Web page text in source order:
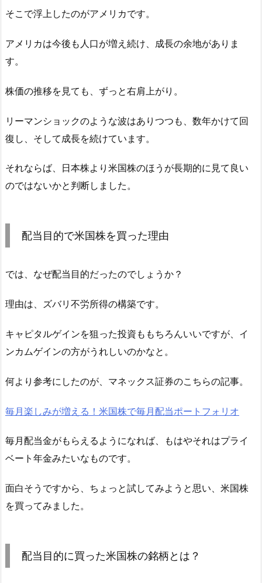
そこで浮上したのがアメリカです。
アメリカは今後も人口が増え続け、成長の余地がありま
す。
株価の推移を見ても、ずっと右肩上がり。
リーマンショックのような波はありつつも、数年かけて回
復し、そして成長を続けています。
それならば、日本株より米国株のほうが長期的に見て良い
のではないかと判断しました。
配当目的で米国株を買った理由
では、なぜ配当目的だったのでしょうか？
理由は、ズバリ不労所得の構築です。
キャピタルゲインを狙った投資ももちろんいいですが、イ
ンカムゲインの方がうれしいのかなと。
何より参考にしたのが、マネックス証券のこちらの記事。
毎月楽しみが増える！米国株で毎月配当ポートフォリオ
毎月配当金がもらえるようになれば、もはやそれはプライ
ベート年金みたいなものです。
面白そうですから、ちょっと試してみようと思い、米国株
を買ってみました。
配当目的に買った米国株の銘柄とは？